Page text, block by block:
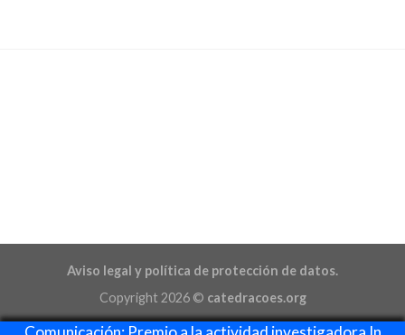
Aviso legal y política de protección de datos.
Copyright 2026 © catedracoes.org